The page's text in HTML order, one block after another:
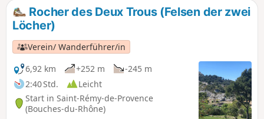
Rocher des Deux Trous (Felsen der zwei
Löcher)
Verein/ Wanderführer/in
6,92 km
+252 m
-245 m
2:40 Std.
Leicht
Start in Saint-Rémy-de-Provence
(Bouches-du-Rhône)